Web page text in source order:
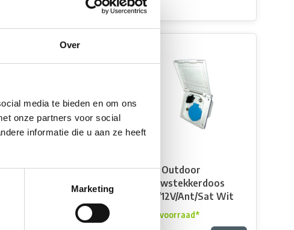
Over
media te bieden en om ons
onze partners voor social
informatie die u aan ze heeft
Marketing
Outdoor
Fjord Outdoor
Inbouwstekkerdoos
230V/12V/Ant/Sat Wit
Op voorraad*